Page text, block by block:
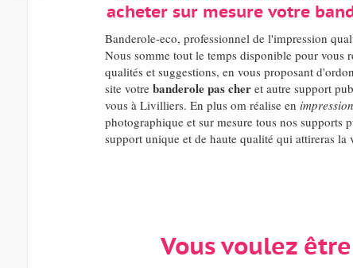
acheter sur mesure votre
Banderole-eco, professionnel de l'impression
Nous somme tout le temps disponible pour vous
qualités et suggestions, en vous proposant
site votre banderole pas cheret autre support
vous à Livilliers. En plus om réalise en
photographique et sur mesure tous nos supports
support unique et de haute qualité qui attireras
Vous voulez